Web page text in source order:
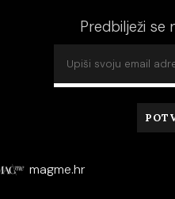
Predbilježi se
magme.hr